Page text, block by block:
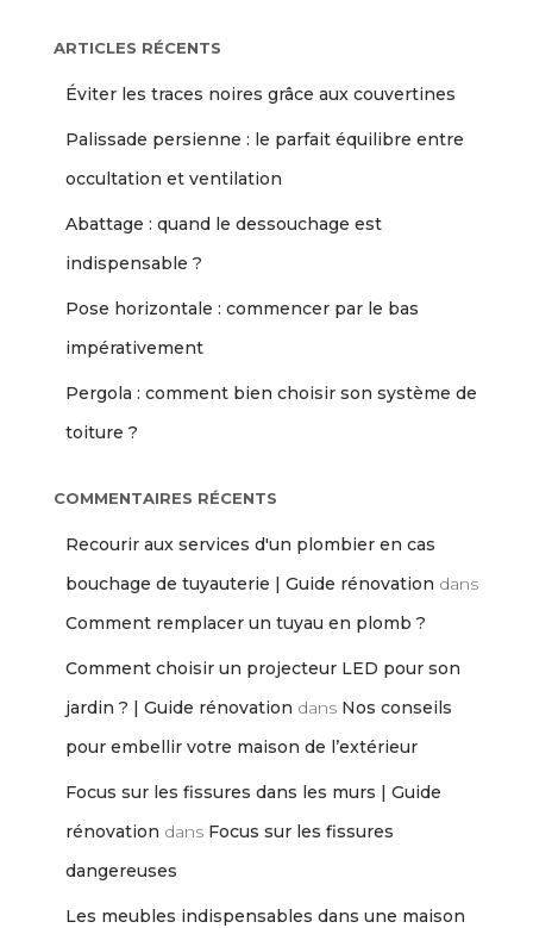
ARTICLES RÉCENTS
Éviter les traces noires grâce aux couvertines
Palissade persienne : le parfait équilibre entre
occultation et ventilation
Abattage : quand le dessouchage est
indispensable ?
Pose horizontale : commencer par le bas
impérativement
Pergola : comment bien choisir son système de
toiture ?
COMMENTAIRES RÉCENTS
Recourir aux services d'un plombier en cas
bouchage de tuyauterie | Guide rénovation dans
Comment remplacer un tuyau en plomb ?
Comment choisir un projecteur LED pour son
jardin ? | Guide rénovation dans Nos conseils
pour embellir votre maison de l’extérieur
Focus sur les fissures dans les murs | Guide
rénovation dans Focus sur les fissures
dangereuses
Les meubles indispensables dans une maison